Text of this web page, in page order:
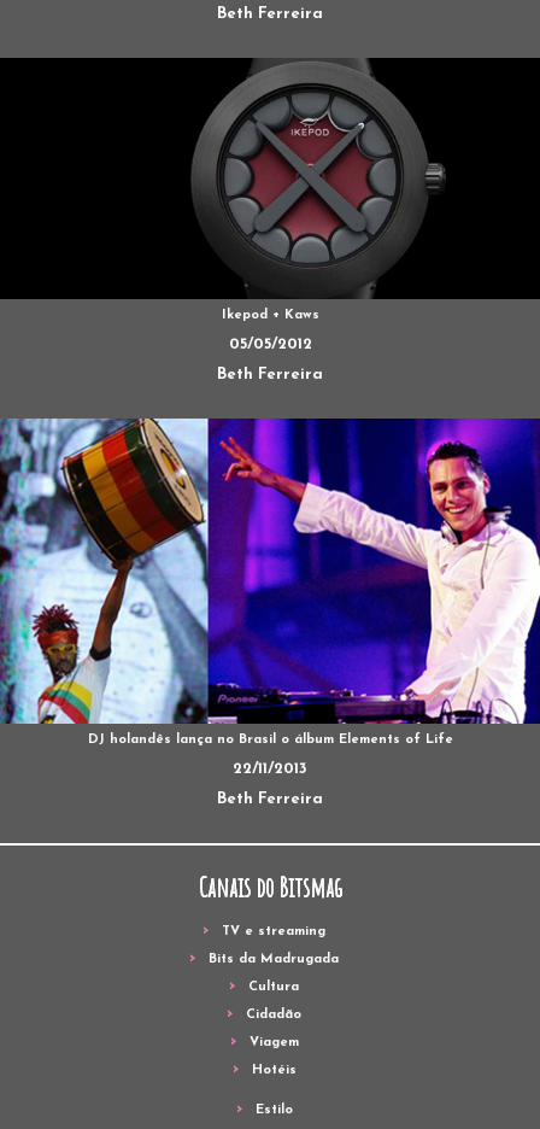
Beth Ferreira
Ikepod + Kaws
05/05/2012
Beth Ferreira
DJ holandês lança no Brasil o álbum Elements of Life
22/11/2013
Beth Ferreira
Canais do Bitsmag
TV e streaming
Bits da Madrugada
Cultura
Cidadão
Viagem
Hotéis
Estilo